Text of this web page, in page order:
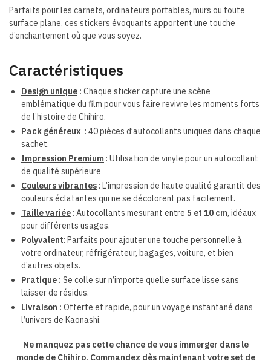
Parfaits pour les carnets, ordinateurs portables, murs ou toute
surface plane, ces stickers évoquants apportent une touche
d’enchantement où que vous soyez.
Caractéristiques
Design unique : Chaque sticker capture une scène
emblématique du film pour vous faire revivre les moments forts
de l’histoire de Chihiro.
Pack généreux : 40 pièces d’autocollants uniques dans chaque
sachet.
Impression Premium : Utilisation de vinyle pour un autocollant
de qualité supérieure
Couleurs vibrantes : L’impression de haute qualité garantit des
couleurs éclatantes qui ne se décolorent pas facilement.
Taille variée : Autocollants mesurant entre 5 et 10 cm, idéaux
pour différents usages.
Polyvalent: Parfaits pour ajouter une touche personnelle à
votre ordinateur, réfrigérateur, bagages, voiture, et bien
d’autres objets.
Pratique : Se colle sur n’importe quelle surface lisse sans
laisser de résidus.
Livraison : Offerte et rapide, pour un voyage instantané dans
l’univers de Kaonashi.
Ne manquez pas cette chance de vous immerger dans le
monde de Chihiro. Commandez dès maintenant votre set de